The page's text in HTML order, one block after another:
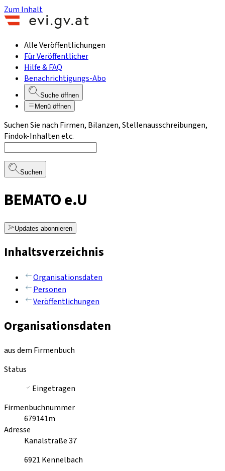
Zum Inhalt
Alle Veröffentlichungen
Für Veröffentlicher
Hilfe & FAQ
Benachrichtigungs-Abo
Suche öffnen
Menü öffnen
Suchen Sie nach Firmen, Bilanzen, Stellenausschreibungen,
Findok-Inhalten etc.
Suchen
BEMATO e.U
Updates abonnieren
Inhaltsverzeichnis
Organisationsdaten
Personen
Veröffentlichungen
Organisationsdaten
aus dem Firmenbuch
Status
Eingetragen
Firmenbuchnummer
679141m
Adresse
Kanalstraße 37
6921 Kennelbach